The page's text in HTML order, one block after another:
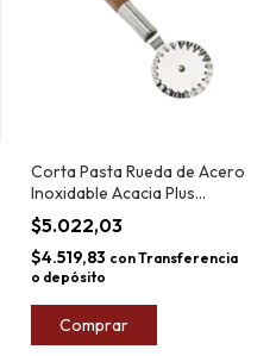
Corta Pasta Rueda de Acero
Inoxidable Acacia Plus
Market 21cm
$5.022,03
$4.519,83 conTransferencia
o depósito
Comprar